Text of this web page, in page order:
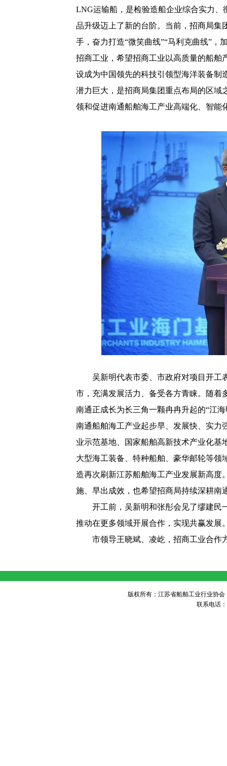
LNG运输船，是检验造船企业综合实力
品升级迈上了新的台阶。当前，招商局集
手，奋力打造“微笑曲线”“马利克曲线” ，
招商工业，希望招商工业以高质量的船舶
设成为中国领先的科技引领型海洋装备制
潜力巨大，是招商局集团重点布局的区域
领和促进南通船舶海工产业高端化、智能
吴新明代表市委、市政府对项目开工
市，充满发展活力、备受各方青睐。随着
南通正成长为长三角一颗冉冉升起的“江
南通船舶海工产业起步早、发展快、实力
业示范基地、国家船舶高新技术产业化
大型海工装备、特种船舶、豪华邮轮等
造再次刷新江苏船舶海工产业发展新高度
施、早出成效，也希望招商局持续深耕南
开工前，吴新明和张彤会见了缪建民
推动在更多领域开展合作，实现共赢发展
市领导王晓斌、凌屹，招商工业合作
版权所有：江苏省船舶工业行业协
联系电话